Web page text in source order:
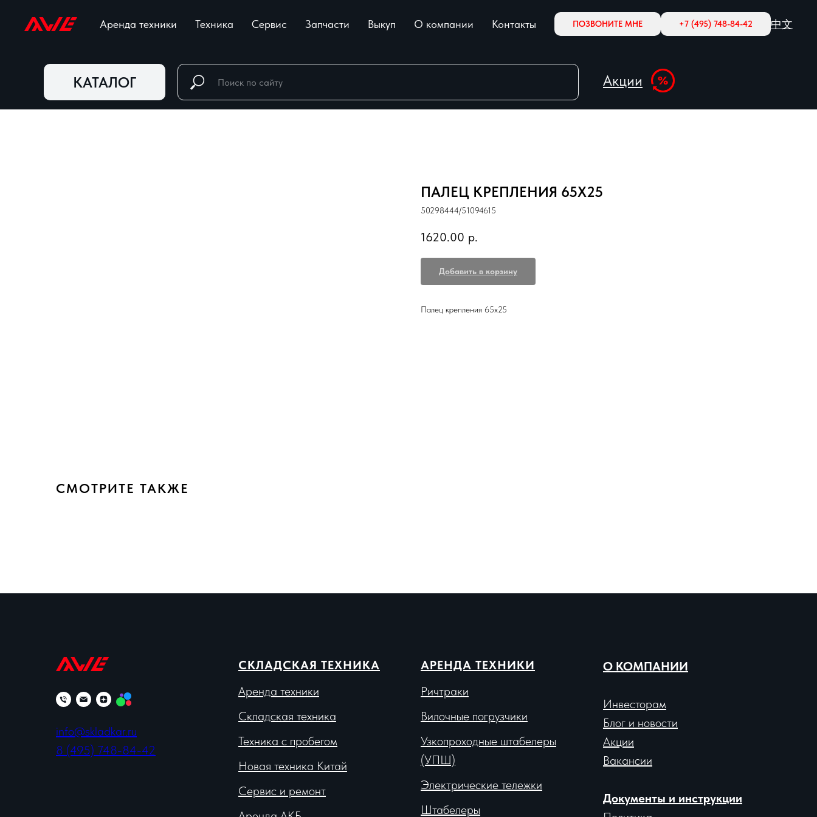
Аренда техники Техника Сервис Запчасти Выкуп О компании Контакты ПОЗВОНИТЕ МНЕ +7 (495) 748-84-42 中文
КАТАЛОГ Акции
ПАЛЕЦ КРЕПЛЕНИЯ 65X25
50298444/51094615
1620.00 р.
Добавить в корзину
Палец крепления 65x25
СМОТРИТЕ ТАКЖЕ
info@skladkar.ru
8 (495) 748-84-42
СКЛАДСКАЯ ТЕХНИКА
Аренда техники
Складская техника
Техника с пробегом
Новая техника Китай
Сервис и ремонт
АРЕНДА ТЕХНИКИ
Ричтраки
Вилочные погрузчики
Узкопроходные штабелеры
(УПШ)
Электрические тележки
Штабелеры
О КОМПАНИИ
Инвесторам
Блог и новости
Акции
Вакансии
Документы и инструкции